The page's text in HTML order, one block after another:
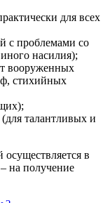
для всех
с проблемами со
насилия);
вооруженных
стихийных
талантливых и
в
на получение